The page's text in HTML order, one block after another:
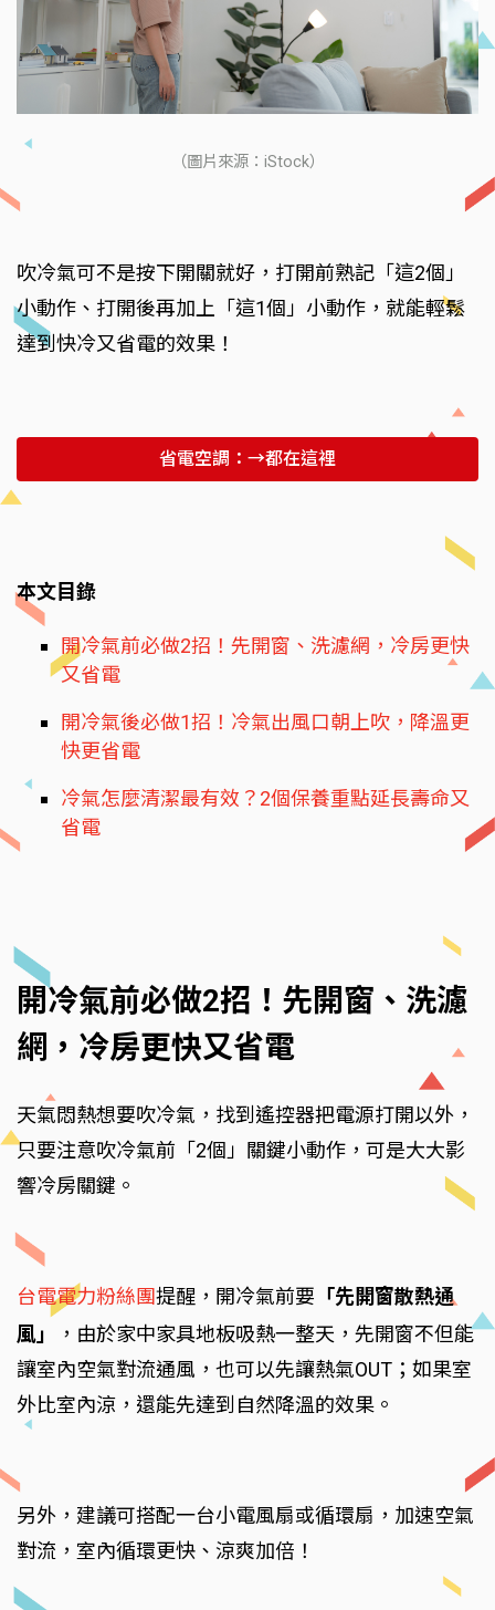
（圖片來源：iStock）
吹冷氣可不是按下開關就好，打開前熟記「這2個」
小動作、打開後再加上「這1個」小動作，就能輕鬆
達到快冷又省電的效果！
省電空調：→都在這裡
本文目錄
開冷氣前必做2招！先開窗、洗濾網，冷房更快
又省電
開冷氣後必做1招！冷氣出風口朝上吹，降溫更
快更省電
冷氣怎麼清潔最有效？2個保養重點延長壽命又
省電
開冷氣前必做2招！先開窗、洗濾
網，冷房更快又省電
天氣悶熱想要吹冷氣，找到遙控器把電源打開以外，
只要注意吹冷氣前「2個」關鍵小動作，可是大大影
響冷房關鍵。
台電電力粉絲團提醒，開冷氣前要 「先開窗散熱通
風」
，由於家中家具地板吸熱一整天，先開窗不但能
讓室內空氣對流通風，也可以先讓熱氣OUT；如果室
外比室內涼，還能先達到自然降溫的效果。
另外，建議可搭配一台小電風扇或循環扇，加速空氣
對流，室內循環更快、涼爽加倍！